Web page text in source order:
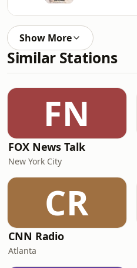
Show More
Similar Stations
FN
FOX News Talk
New York City
CR
CNN Radio
Atlanta